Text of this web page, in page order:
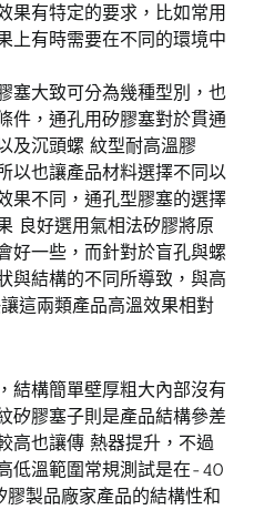
果有特定的要求，比如常用
上有時需要在不同的環境中
塞大致可分為幾種型別，也
件，通孔用矽膠塞對於貫通
及沉頭螺 紋型耐高溫膠
以也讓產品材料選擇不同以
果不同，通孔型膠塞的選擇
良好選用氣相法矽膠將原
好一些，而針對於盲孔與螺
與結構的不同所導致，與高
這兩類產品高溫效果相對
結構簡單壁厚粗大內部沒有
矽膠塞子則是產品結構參差
高也讓傳 熱器提升，不過
低溫範圍常規測試是在-40
製品廠家產品的結構性和